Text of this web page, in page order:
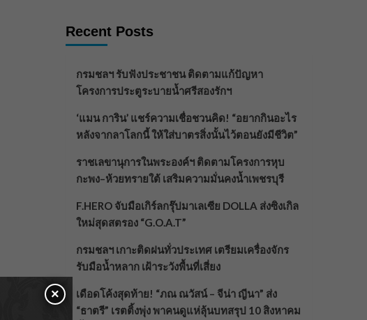
Recent Posts
กรมชลฯ รับฟังประชาชน ติดตามแก้ปัญหา
โครงการประตูระบายน้ำศรีสองรักฯ
‘แมน การิน’ แชร์ความเชื่อชวนคิด! “อยากกินอะไร
หลังจากลาโลกนี้ ให้ใส่บาตรสิ่งนั้นไว้ตอนยังมีชีวิต”
ราชเลขานุการในพระองค์ฯ ติดตามโครงการหุบ
กะพง–ห้วยทรายใต้ เสริมความมั่นคงน้ำเพชรบุรี
F.HERO จับมือเกิร์ลกรุ๊ปมาเลเซีย DOLLA ส่งซิงเกิล
ใหม่สุดสตรอง “G.O.A.T”
กรมชลฯ เกาะติดฝนทั่วประเทศ เตรียมเครื่องจักร
รับมือน้ำหลาก เฝ้าระวังพื้นที่เสี่ยง
เดือดโค้งสุดท้าย! “ภณ ณวัสน์ – จีน่า ญีนา” ส่ง
“ธาตรี” เรตติ้งพุ่ง พาคนดูแห่ลุ้นบทสรุป 10 สิงหาคม
×